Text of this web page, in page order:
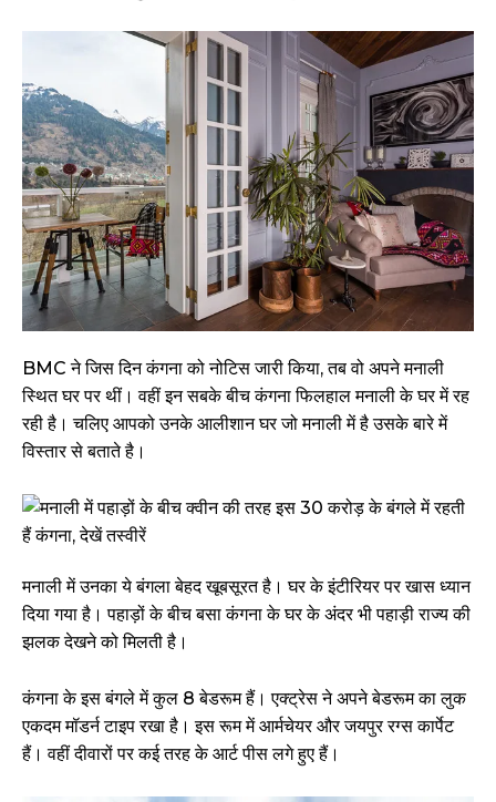
BMC ने जिस दिन कंगना को नोटिस जारी किया, तब वो अपने मनाली
स्थित घर पर थीं। वहीं इन सबके बीच कंगना फिलहाल मनाली के घर में रह
रही है। चलिए आपको उनके आलीशान घर जो मनाली में है उसके बारे में
विस्तार से बताते है।
मनाली में उनका ये बंगला बेहद खूबसूरत है। घर के इंटीरियर पर खास ध्यान
दिया गया है। पहाड़ों के बीच बसा कंगना के घर के अंदर भी पहाड़ी राज्य की
झलक देखने को मिलती है।
कंगना के इस बंगले में कुल 8 बेडरूम हैं। एक्ट्रेस ने अपने बेडरूम का लुक
एकदम मॉडर्न टाइप रखा है। इस रूम में आर्मचेयर और जयपुर रग्स कार्पेट
हैं। वहीं दीवारों पर कई तरह के आर्ट पीस लगे हुए हैं।